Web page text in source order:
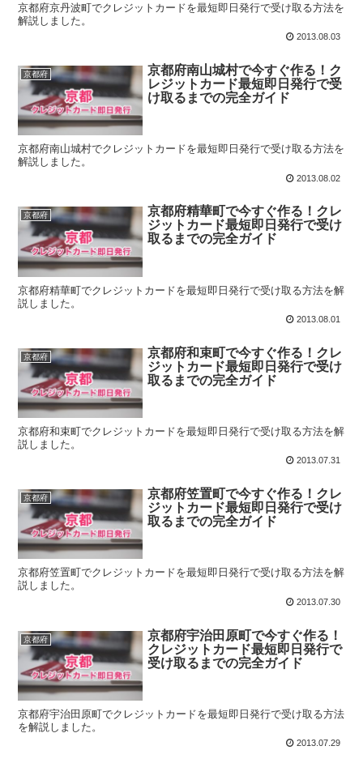
京都府京丹波町でクレジットカードを最短即日発行で受け取る方法を
解説しました。
2013.08.03
京都府
京都府南山城村で今すぐ作る！ク
レジットカード最短即日発行で受
け取るまでの完全ガイド
京都府南山城村でクレジットカードを最短即日発行で受け取る方法を
解説しました。
2013.08.02
京都府
京都府精華町で今すぐ作る！クレ
ジットカード最短即日発行で受け
取るまでの完全ガイド
京都府精華町でクレジットカードを最短即日発行で受け取る方法を解
説しました。
2013.08.01
京都府
京都府和束町で今すぐ作る！クレ
ジットカード最短即日発行で受け
取るまでの完全ガイド
京都府和束町でクレジットカードを最短即日発行で受け取る方法を解
説しました。
2013.07.31
京都府
京都府笠置町で今すぐ作る！クレ
ジットカード最短即日発行で受け
取るまでの完全ガイド
京都府笠置町でクレジットカードを最短即日発行で受け取る方法を解
説しました。
2013.07.30
京都府
京都府宇治田原町で今すぐ作る！
クレジットカード最短即日発行で
受け取るまでの完全ガイド
京都府宇治田原町でクレジットカードを最短即日発行で受け取る方法
を解説しました。
2013.07.29